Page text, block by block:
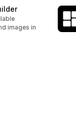
images in